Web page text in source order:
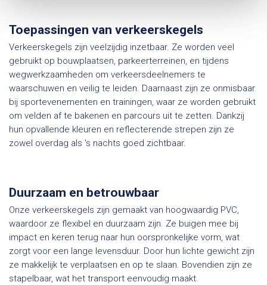
Toepassingen van verkeerskegels
Verkeerskegels zijn veelzijdig inzetbaar. Ze worden veel
gebruikt op bouwplaatsen, parkeerterreinen, en tijdens
wegwerkzaamheden om verkeersdeelnemers te
waarschuwen en veilig te leiden. Daarnaast zijn ze onmisbaar
bij sportevenementen en trainingen, waar ze worden gebruikt
om velden af te bakenen en parcours uit te zetten. Dankzij
hun opvallende kleuren en reflecterende strepen zijn ze
zowel overdag als 's nachts goed zichtbaar.
Duurzaam en betrouwbaar
Onze verkeerskegels zijn gemaakt van hoogwaardig PVC,
waardoor ze flexibel en duurzaam zijn. Ze buigen mee bij
impact en keren terug naar hun oorspronkelijke vorm, wat
zorgt voor een lange levensduur. Door hun lichte gewicht zijn
ze makkelijk te verplaatsen en op te slaan. Bovendien zijn ze
stapelbaar, wat het transport eenvoudig maakt.